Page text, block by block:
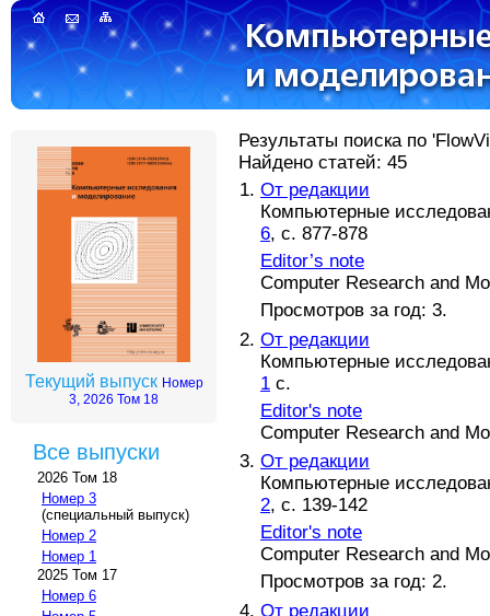
Текущий выпуск Номер
3, 2026 Том 18
Все выпуски
2026 Том 18
Номер 3
(специальный выпуск)
Номер 2
Номер 1
2025 Том 17
Номер 6
Результаты поиска по
Найдено статей: 45
От редакции
Компьютерные
6, с. 877-878
Editor’s note
Computer Research and
Просмотров за год: 3.
От редакции
Компьютерные
1 с.
Editor's note
Computer Research and
От редакции
Компьютерные
2, с. 139-142
Editor's note
Computer Research and
Просмотров за год: 2.
От редакции